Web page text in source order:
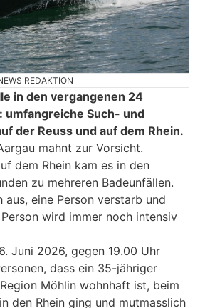
REDAKTION
in den vergangenen 24
umfangreiche Such- und
der Reuss und auf dem Rhein.
mahnt zur Vorsicht.
dem Rhein kam es in den
zu mehreren Badeunfällen.
eine Person verstarb und
wird immer noch intensiv
Juni 2026, gegen 19.00 Uhr
dass ein 35-jähriger
Möhlin wohnhaft ist, beim
den Rhein ging und mutmasslich